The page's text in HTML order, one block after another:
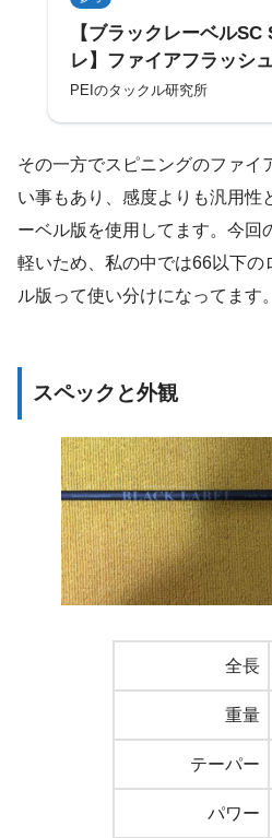
【ブラックレーベル
レ】ファイアフラッシ
PEIのタックル研究所
その一方でスピニングのファイ
い事もあり、感度よりも汎用性
ーベル版を使用してます。今回
軽いため、私の中では66以下の
ル版って使い分けになってます。
スペックと外観
全長
重量
テーパー
パワー